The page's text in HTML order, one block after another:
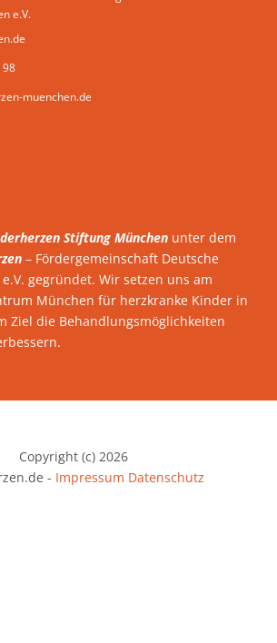
e.V.
98
muenchen.de
Stiftung München unter dem
– Fördergemeinschaft Deutsche
gegründet. Wir setzen uns am
München für herzkranke Kinder in
Ziel die Behandlungsmöglichkeiten
Copyright (c) 2026
- Impressum Datenschutz